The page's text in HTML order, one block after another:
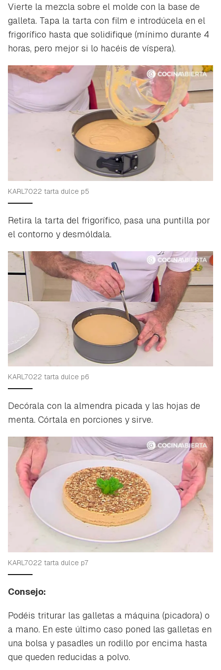
Vierte la mezcla sobre el molde con la base de
galleta. Tapa la tarta con film e introdúcela en el
frigorífico hasta que solidifique (mínimo durante 4
horas, pero mejor si lo hacéis de víspera).
KARL7022 tarta dulce p5
Retira la tarta del frigorífico, pasa una puntilla por
el contorno y desmóldala.
KARL7022 tarta dulce p6
Decórala con la almendra picada y las hojas de
menta. Córtala en porciones y sirve.
KARL7022 tarta dulce p7
Consejo:
Podéis triturar las galletas a máquina (picadora) o
a mano. En este último caso poned las galletas en
una bolsa y pasadles un rodillo por encima hasta
que queden reducidas a polvo.